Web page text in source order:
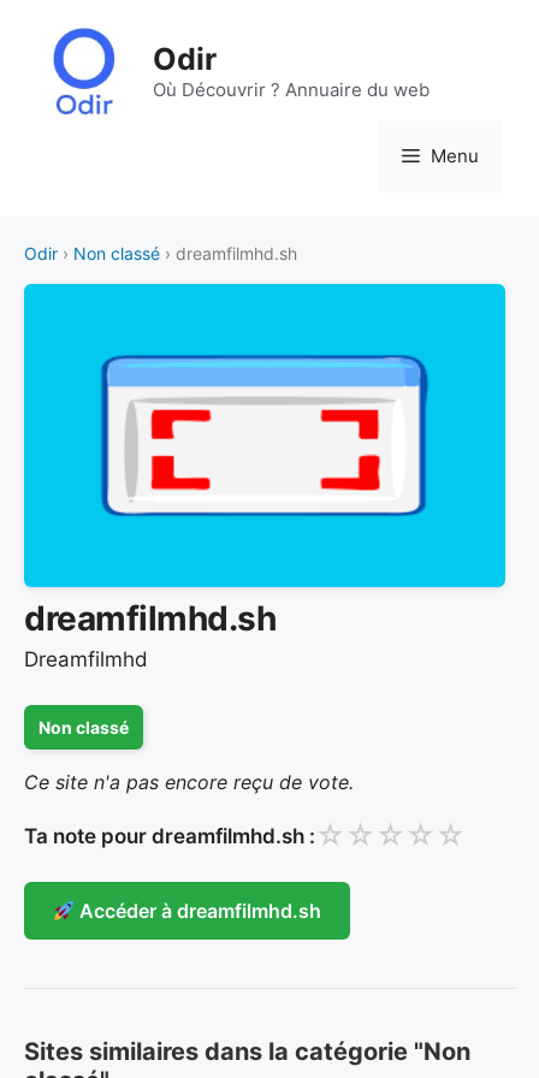
contenu
Odir
Où Découvrir ? Annuaire du web
Menu
Odir › Non classé › dreamfilmhd.sh
dreamfilmhd.sh
Dreamfilmhd
Non classé
Ce site n'a pas encore reçu de vote.
Ta note pour dreamfilmhd.sh : ☆ ☆ ☆ ☆ ☆
Accéder à dreamfilmhd.sh
Sites similaires dans la catégorie "Non